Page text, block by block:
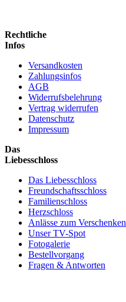
Rechtliche
Infos
Versandkosten
Zahlungsinfos
AGB
Widerrufsbelehrung
Vertrag widerrufen
Datenschutz
Impressum
Das
Liebesschloss
Das Liebesschloss
Freundschaftsschloss
Familienschloss
Herzschloss
Anlässe zum Verschenken
Unser TV-Spot
Fotogalerie
Bestellvorgang
Fragen & Antworten